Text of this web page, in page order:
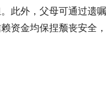
此外，父母可通过遗
资金均保捏颓丧安全